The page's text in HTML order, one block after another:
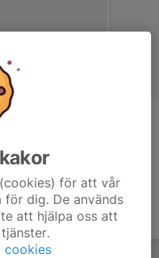
för att vår
dig. De används
att hjälpa oss att
cookies